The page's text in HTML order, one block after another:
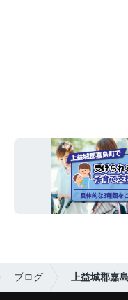
ブログ 上益城郡嘉